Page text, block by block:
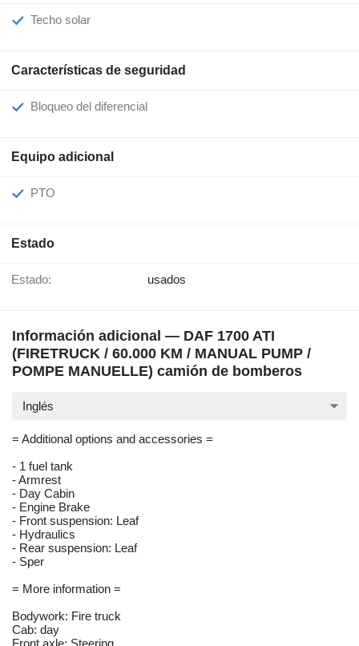
Techo solar
Características de seguridad
Bloqueo del diferencial
Equipo adicional
PTO
Estado
Estado: usados
Información adicional — DAF 1700 ATI
(FIRETRUCK / 60.000 KM / MANUAL PUMP /
POMPE MANUELLE) camión de bomberos
Inglés
= Additional options and accessories =
- 1 fuel tank
- Armrest
- Day Cabin
- Engine Brake
- Front suspension: Leaf
- Hydraulics
- Rear suspension: Leaf
- Sper
= More information =
Bodywork: Fire truck
Cab: day